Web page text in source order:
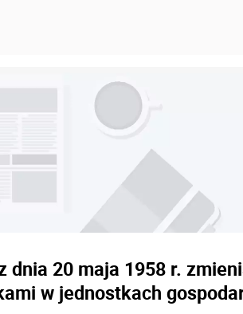
20 maja 1958 r.
w jednostkach